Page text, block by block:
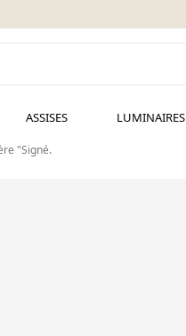
ASSISES LUMINAIRES
"Signé.